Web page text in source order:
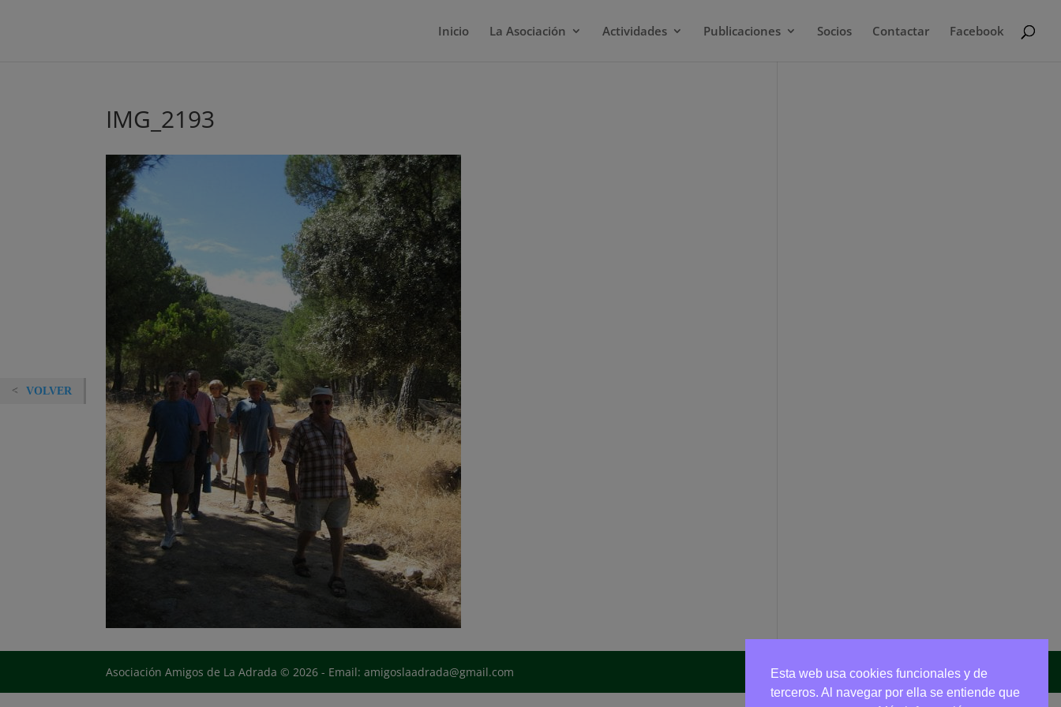
Inicio La Asociación Actividades Publicaciones Socios Contactar Facebook
IMG_2193
Asociación Amigos de La Adrada © 2026 - Email: amigoslaadrada@gmail.com
VOLVER
Esta web usa cookies funcionales y de
terceros. Al navegar por ella se entiende que